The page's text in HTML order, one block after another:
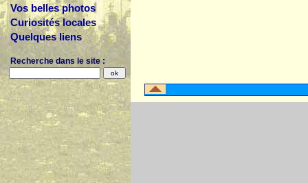
Vos belles photos
Curiosités locales
Quelques liens
Recherche dans le site :